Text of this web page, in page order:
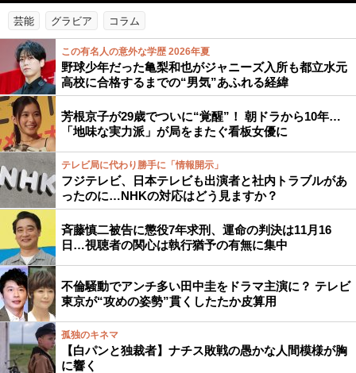
芸能 グラビア コラム
この有名人の意外な学歴 2026年夏
野球少年だった亀梨和也がジャニーズ入所も都立水元
高校に合格するまでの“男気”あふれる経緯
芳根京子が29歳でついに“覚醒”！ 朝ドラから10年…
「地味な実力派」が局をまたぐ看板女優に
テレビ局に代わり勝手に「情報開示」
フジテレビ、日本テレビも出演者と社内トラブルがあ
ったのに…NHKの対応はどう見ますか？
斉藤慎二被告に懲役7年求刑、運命の判決は11月16
日…視聴者の関心は執行猶予の有無に集中
不倫騒動でアンチ多い田中圭をドラマ主演に？ テレビ
東京が“攻めの姿勢”貫くしたたか皮算用
孤独のキネマ
【白パンと独裁者】ナチス敗戦の愚かな人間模様が胸
に響く